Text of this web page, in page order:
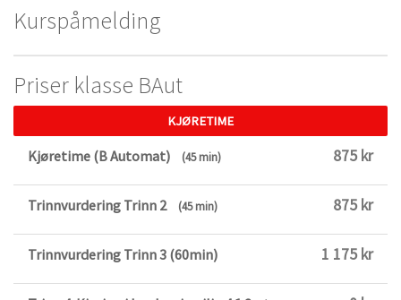
Kurspåmelding
Priser klasse BAut
KJØRETIME
Kjøretime (B Automat) (45 min) 875 kr
Trinnvurdering Trinn 2 (45 min) 875 kr
Trinnvurdering Trinn 3 (60min) 1 175 kr